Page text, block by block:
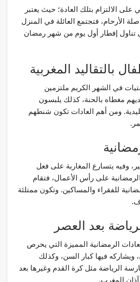
الالتزام بتلك العادة؛ حيث يعتبر
الأرحام، فتجتمع العائلة في المنزل
تناول إفطار أول يوم من شهر رمضان
في الشهر الكريم ملتزمين
مغطاه بالحنة، كذلك يلبسون
ومن أهم العادات تكون شنطهم
وفيه يتسارع المغاربة على فعل
الرمضانية على رأس الأعمال، فتقام
للفقراء والمساكين. وتكون ممتلئة
الرمضانية المميزة التي يحرص
ويشاركه فيها كبار السن، وكذلك
الرياضة مثل كرة القدم وغيرها بعد
المغرب.